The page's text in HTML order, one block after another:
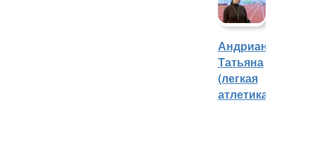
Андрианова
Татьяна
(легкая
атлетика)